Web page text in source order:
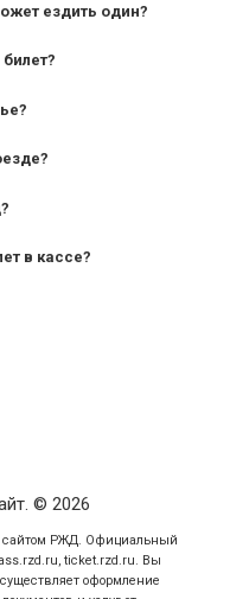
ездить один?
— от 10 лет и
7 лет.
в кассе?
заказа;
пассажира, на
© 2026
сайтом РЖД. Официальный
ticket.rzd.ru. Вы
оформление